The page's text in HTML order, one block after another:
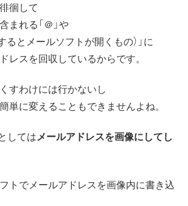
徊して
まれる「＠」や
るとメールソフトが開くもの）」に
レスを回収しているからです。
すわけには行かないし
単に変えることもできませんよね。
しては メールアドレスを画像にしてし
トでメールアドレスを画像内に書き込